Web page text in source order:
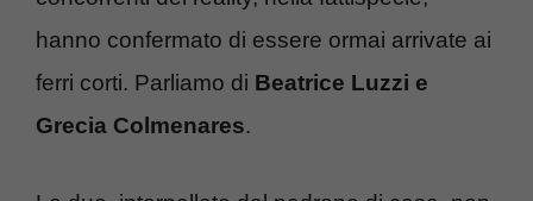
hanno confermato di essere ormai arrivate ai
ferri corti. Parliamo di Beatrice Luzzi e
Grecia Colmenares.